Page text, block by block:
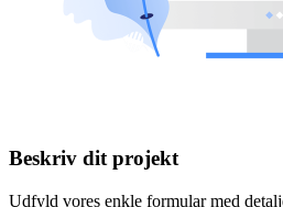
Beskriv dit projekt
Udfyld vores enkle formular med